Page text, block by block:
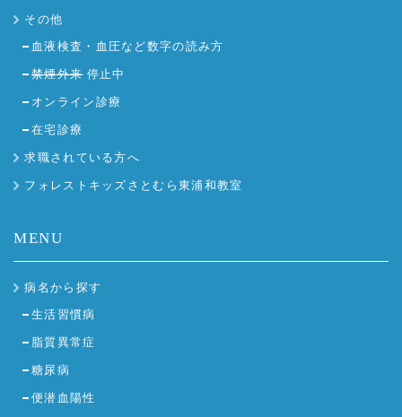
その他
血液検査・血圧など数字の読み方
禁煙外来停止中
オンライン診療
在宅診療
求職されている方へ
フォレストキッズさとむら東浦和教室
MENU
病名から探す
生活習慣病
脂質異常症
糖尿病
便潜血陽性